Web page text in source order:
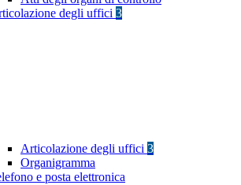
degli uffici 3
Articolazione degli uffici 3
Organigramma
e posta elettronica